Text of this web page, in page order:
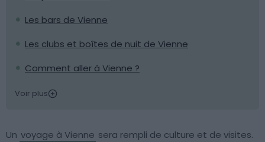
Les bars de Vienne
Les clubs et boîtes de nuit de Vienne
Comment aller à Vienne ?
Voir plus
Un voyage à Vienne sera rempli de culture et de visites.